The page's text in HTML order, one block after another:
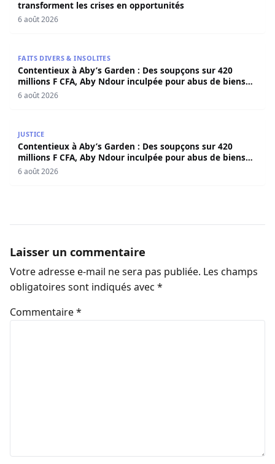
transforment les crises en opportunités
6 août 2026
FAITS DIVERS & INSOLITES
Contentieux à Aby’s Garden : Des soupçons sur 420
millions F CFA, Aby Ndour inculpée pour abus de biens
sociaux
6 août 2026
JUSTICE
Contentieux à Aby’s Garden : Des soupçons sur 420
millions F CFA, Aby Ndour inculpée pour abus de biens
sociaux
6 août 2026
Laisser un commentaire
Votre adresse e-mail ne sera pas publiée. Les champs
obligatoires sont indiqués avec *
Commentaire*